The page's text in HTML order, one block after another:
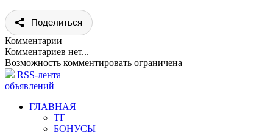
Поделиться
Комментарии
Комментариев нет...
Возможность комментировать ограничена
RSS-лента
объявлений
ГЛАВНАЯ
ТГ
БОНУСЫ